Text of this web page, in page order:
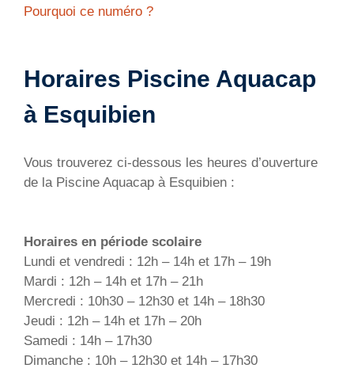
Pourquoi ce numéro ?
Horaires Piscine Aquacap
à Esquibien
Vous trouverez ci-dessous les heures d’ouverture
de la Piscine Aquacap à Esquibien :
Horaires en période scolaire
Lundi et vendredi : 12h – 14h et 17h – 19h
Mardi : 12h – 14h et 17h – 21h
Mercredi : 10h30 – 12h30 et 14h – 18h30
Jeudi : 12h – 14h et 17h – 20h
Samedi : 14h – 17h30
Dimanche : 10h – 12h30 et 14h – 17h30